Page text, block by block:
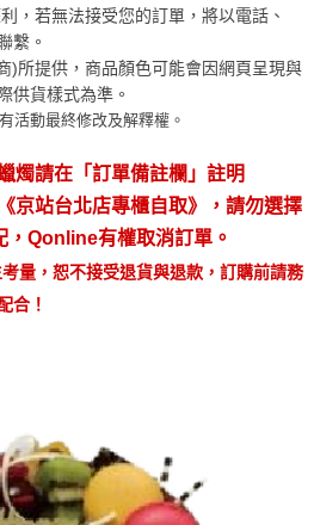
提供之「AFTEE先享後付」服務完成之交
供個人資料，並將交易相關給付款項請求債
。
瀏覽以下網址：
意申辦者引起之損失，本公司不負相關責
，將依據個別帳號之用戶狀況，依本公司即
有額度不足之情形，本公司將視審查結果
用他人資訊註冊。若發現惡意使用之情形，
該用戶之使用額度並採取法律行動。
，若無法接受您的訂單，將以電話、
繫。
)所提供，商品顏色可能會因網頁呈現與
供貨樣式為準。
活動最終修改及解釋權。
燭請在「訂單備註欄」註明
京站台北店專櫃自取》
，請勿選擇
Qonline有權取消訂單。
量，恕不接受退貨與退款，訂購前請務
合！